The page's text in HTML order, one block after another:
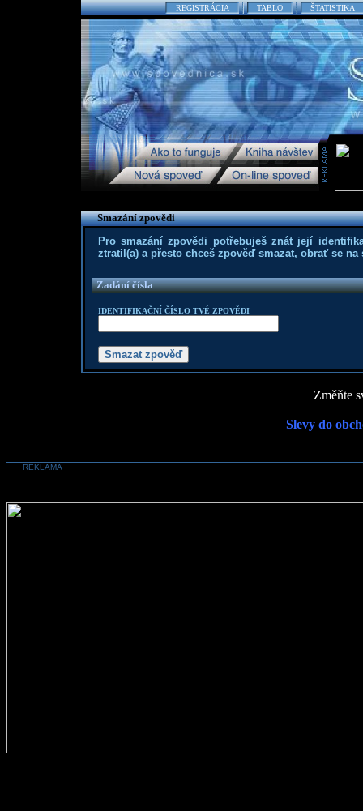
REGISTRÁCIA TABLO ŠTATISTIKA
Smazání zpovědi
Pro smazání zpovědi potřebuješ znát její
ztratil(a) a přesto chceš zpověď smazat, obrať se na
Zadání čísla
IDENTIFIKAČNÍ ČÍSLO TVÉ ZPOVĚDI
Změňte
Slevy do
REKLAMA